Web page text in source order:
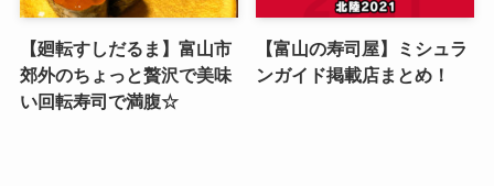
【廻転すしだるま】富山市
郊外のちょっと贅沢で美味
い回転寿司で満腹☆
【富山の寿司屋】ミシュラ
ンガイド掲載店まとめ！